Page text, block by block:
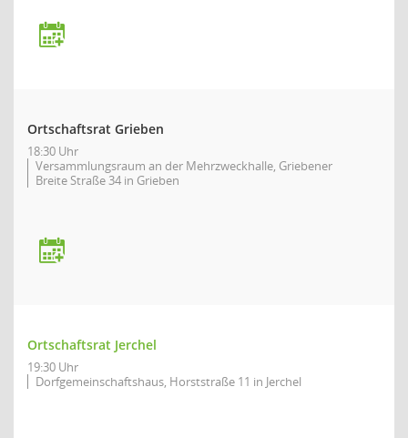
Ortschaftsrat Grieben
18:30 Uhr
Versammlungsraum an der Mehrzweckhalle, Griebener
Breite Straße 34 in Grieben
Ortschaftsrat Jerchel
19:30 Uhr
Dorfgemeinschaftshaus, Horststraße 11 in Jerchel